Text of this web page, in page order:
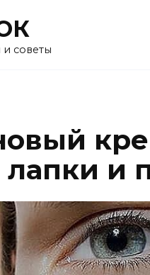
советы
и